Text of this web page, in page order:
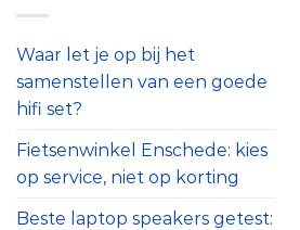
Waar let je op bij het
samenstellen van een goede
hifi set?
Fietsenwinkel Enschede: kies
op service, niet op korting
Beste laptop speakers getest: